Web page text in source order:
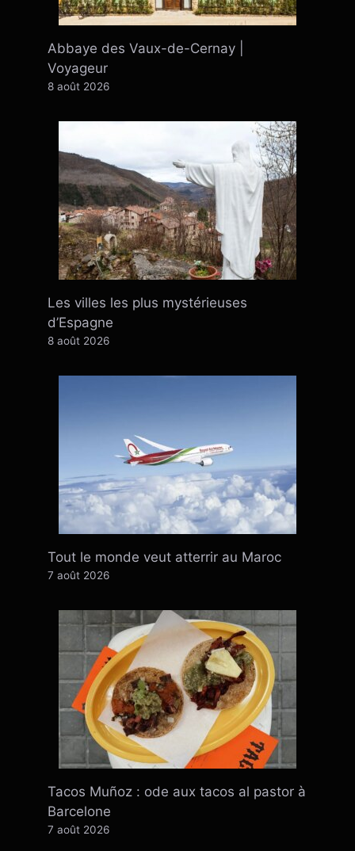
Abbaye des Vaux-de-Cernay |
Voyageur
8 août 2026
Les villes les plus mystérieuses
d’Espagne
8 août 2026
Tout le monde veut atterrir au Maroc
7 août 2026
Tacos Muñoz : ode aux tacos al pastor à
Barcelone
7 août 2026